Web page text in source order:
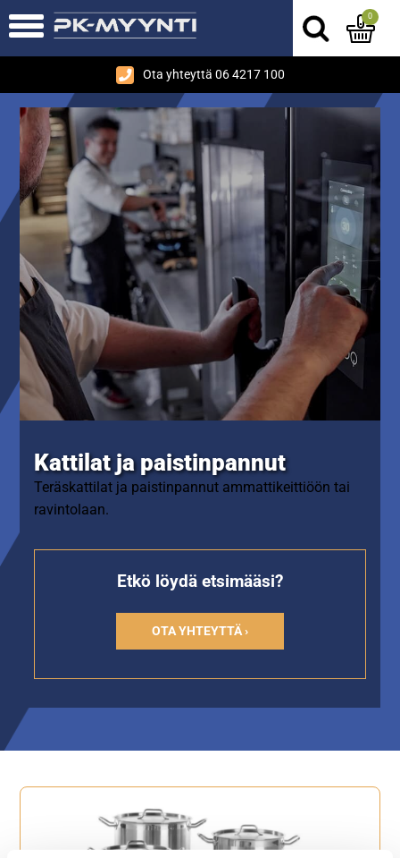
Ota yhteyttä 06 4217 100
0
Kattilat ja paistinpannut
Teräskattilat ja paistinpannut ammattikeittiöön tai
ravintolaan.
Etkö löydä etsimääsi?
OTA YHTEYTTÄ ›